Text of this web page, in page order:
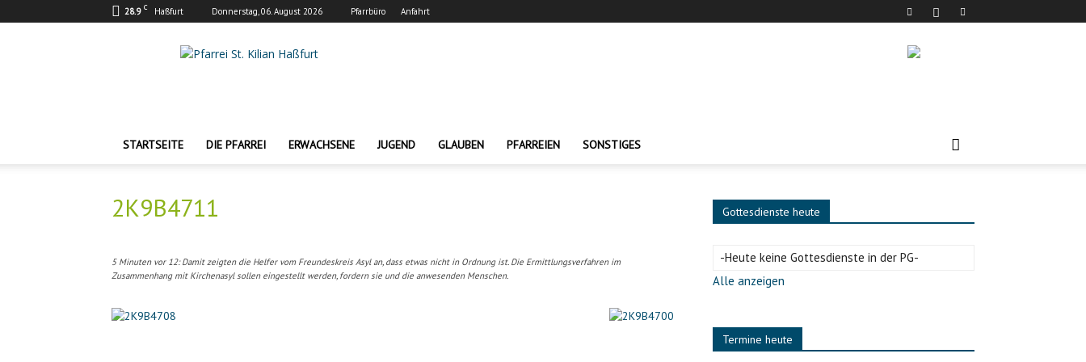
28.9 C Haßfurt Donnerstag, 06. August 2026 Pfarrbüro Anfahrt
Pfarrei
STARTSEITE DIE PFARREI ERWACHSENE JUGEND GLAUBEN PFARREIEN SONSTIGES
2K9B4711
5 Minuten vor 12: Damit zeigten die Helfer vom Freundeskreis Asyl an, dass etwas nicht in Ordnung ist. Die Ermittlungsverfahren im
Zusammenhang mit Kirchenasyl sollen eingestellt werden, fordern sie und die anwesenden Menschen.
Gottesdienste heute
-Heute keine Gottesdienste in der PG-
Alle anzeigen
Termine heute